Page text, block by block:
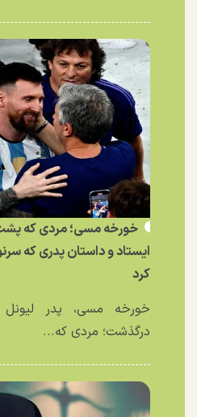
خورخه مسی؛ مردی که
ایستاد و داستان پدری که
کرد
درگذشت؛ مردی که...